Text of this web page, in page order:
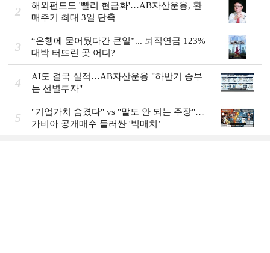
2
해외펀드도 '빨리 현금화'…AB자산운용, 환
매주기 최대 3일 단축
3
“은행에 묻어뒀다간 큰일”... 퇴직연금 123%
대박 터뜨린 곳 어디?
4
AI도 결국 실적…AB자산운용 "하반기 승부
는 선별투자"
5
"기업가치 숨겼다" vs "말도 안 되는 주장"…
가비아 공개매수 둘러싼 '빅매치’